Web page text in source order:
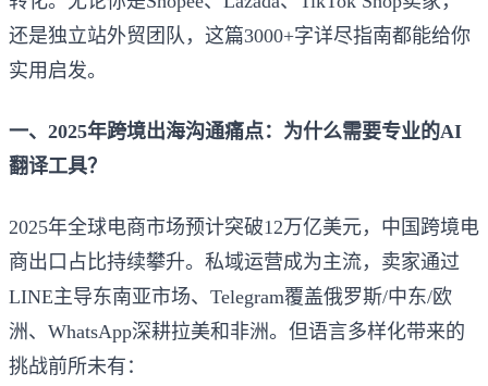
还是独立站外贸团队，这篇3000+字详尽指南都能给你
实用启发。
一、2025年跨境出海沟通痛点：为什么需要专业的AI
翻译工具？
2025年全球电商市场预计突破12万亿美元，中国跨境电
商出口占比持续攀升。私域运营成为主流，卖家通过
LINE主导东南亚市场、Telegram覆盖俄罗斯/中东/欧
洲、WhatsApp深耕拉美和非洲。但语言多样化带来的
挑战前所未有：